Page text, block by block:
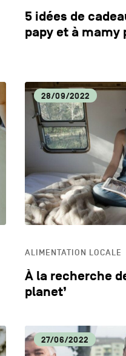
5 idées de
papy et à mamy
28/09/2022
ALIMENTATION LOCALE
À la recherche
planet’
27/06/2022